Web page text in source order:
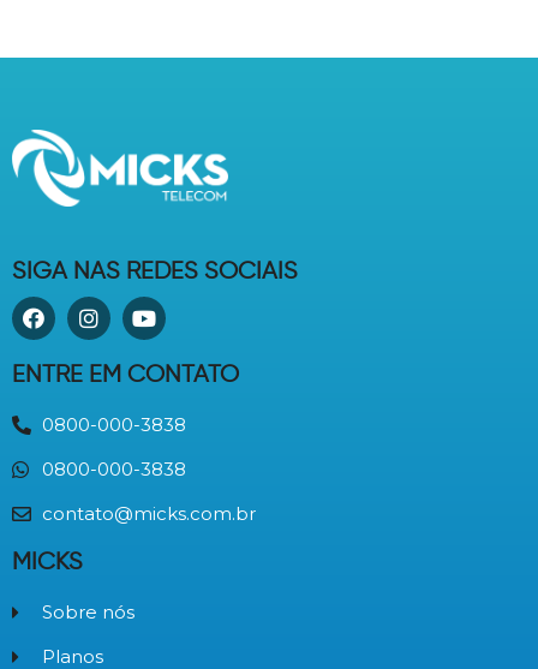
SIGA NAS REDES SOCIAIS
ENTRE EM CONTATO
0800-000-3838
0800-000-3838
contato@micks.com.br
MICKS
Sobre nós
Planos